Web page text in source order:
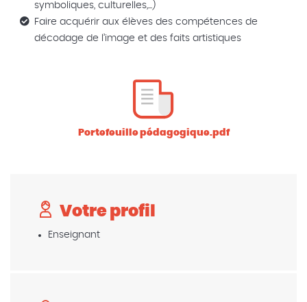
Votre profil
Enseignant
symboliques, culturelles,...)
Faire acquérir aux élèves des compétences de
décodage de l’image et des faits artistiques
Portefeuille pédagogique.pdf